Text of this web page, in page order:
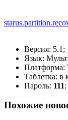
Версия: 5.1;
Язык:
Платформа:
Таблетка: в
Пароль: 111;
Похожие